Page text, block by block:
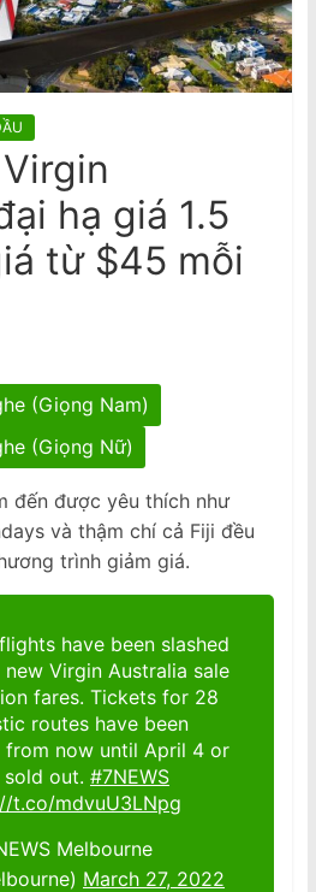
dưới ghế
hạ giá 1.5
từ $45 mỗi
(Giọng Nam)
(Giọng Nữ)
đến được yêu thích như
và thậm chí cả Fiji đều
trình giảm giá.
have been slashed
Virgin Australia sale
fares. Tickets for 28
routes have been
from now until April 4 or
sold out. #7NEWS
t.co/mdvuU3LNpg
Melbourne
March 27, 2022